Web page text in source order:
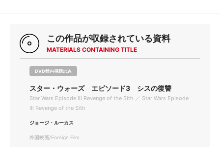
この作品が収録されている資料
MATERIALS CONTAINING TITLE
DVD館内視聴のみ
スター・ウォーズ エピソード3 シスの復讐
Star Wars Episode Ⅲ Revenge of the Sith ／ Star Wars Episode
Ⅲ Revenge of the Sith
ジョージ・ルーカス
外国映画/Foreign Film